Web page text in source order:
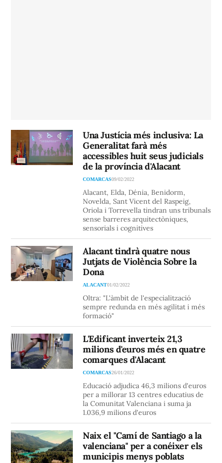
Una Justícia més inclusiva: La
Generalitat farà més
accessibles huit seus judicials
de la província d'Alacant
COMARCAS09/02/2022
Alacant, Elda, Dénia, Benidorm,
Novelda, Sant Vicent del Raspeig,
Oriola i Torrevella tindran uns tribunals
sense barreres arquitectòniques,
sensorials i cognitives
Alacant tindrà quatre nous
Jutjats de Violència Sobre la
Dona
ALACANT01/02/2022
Oltra: "L'àmbit de l'especialització
sempre redunda en més agilitat i més
formació"
L'Edificant inverteix 21,3
milions d'euros més en quatre
comarques d'Alacant
COMARCAS26/01/2022
Educació adjudica 46,3 milions d'euros
per a millorar 13 centres educatius de
la Comunitat Valenciana i suma ja
1.036,9 milions d'euros
Naix el "Camí de Santiago a la
valenciana" per a conéixer els
municipis menys poblats